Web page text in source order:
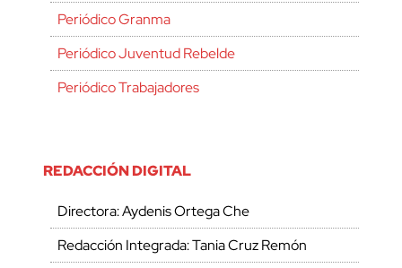
Periódico Granma
Periódico Juventud Rebelde
Periódico Trabajadores
REDACCIÓN DIGITAL
Directora: Aydenis Ortega Che
Redacción Integrada: Tania Cruz Remón